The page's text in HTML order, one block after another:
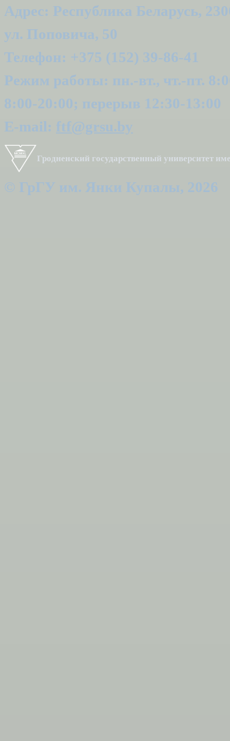
Адрес: Республика Беларусь,
ул. Поповича, 50
Телефон: +375 (152) 39-86-41
Режим работы: пн.-вт., чт.-пт.
8:00-20:00; перерыв 12:30-13:00
E-mail: ftf@grsu.by
Гродненский государственный университет
© ГрГУ им. Янки Купалы, 2026